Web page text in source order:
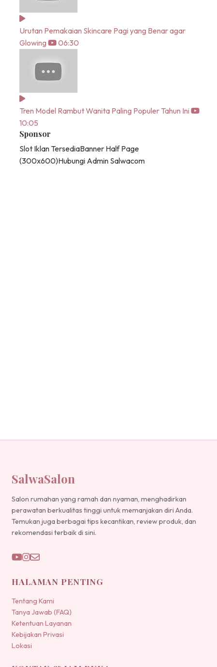
Urutan Pemakaian Skincare Pagi yang Benar agar
Glowing
06:30
Tren Model Rambut Wanita Paling Populer Tahun Ini
10:05
Sponsor
Slot Iklan TersediaBanner Half Page
(300x600)Hubungi Admin Salwacom
SalwaSalon
Salon rumahan yang ramah dan nyaman, menghadirkan
perawatan berkualitas tinggi untuk memanjakan diri Anda.
Temukan juga berbagai tips kecantikan, review produk, dan
rekomendasi terbaik di sini.
HALAMAN PENTING
Tentang Kami
Tanya Jawab (FAQ)
Ketentuan Layanan
Kebijakan Privasi
Lokasi